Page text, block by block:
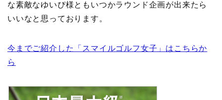
な素敵なゆいぴ様ともいつかラウンド企画が出来たら
いいなと思っております。
今までご紹介した「スマイルゴルフ女子」はこちらか
ら